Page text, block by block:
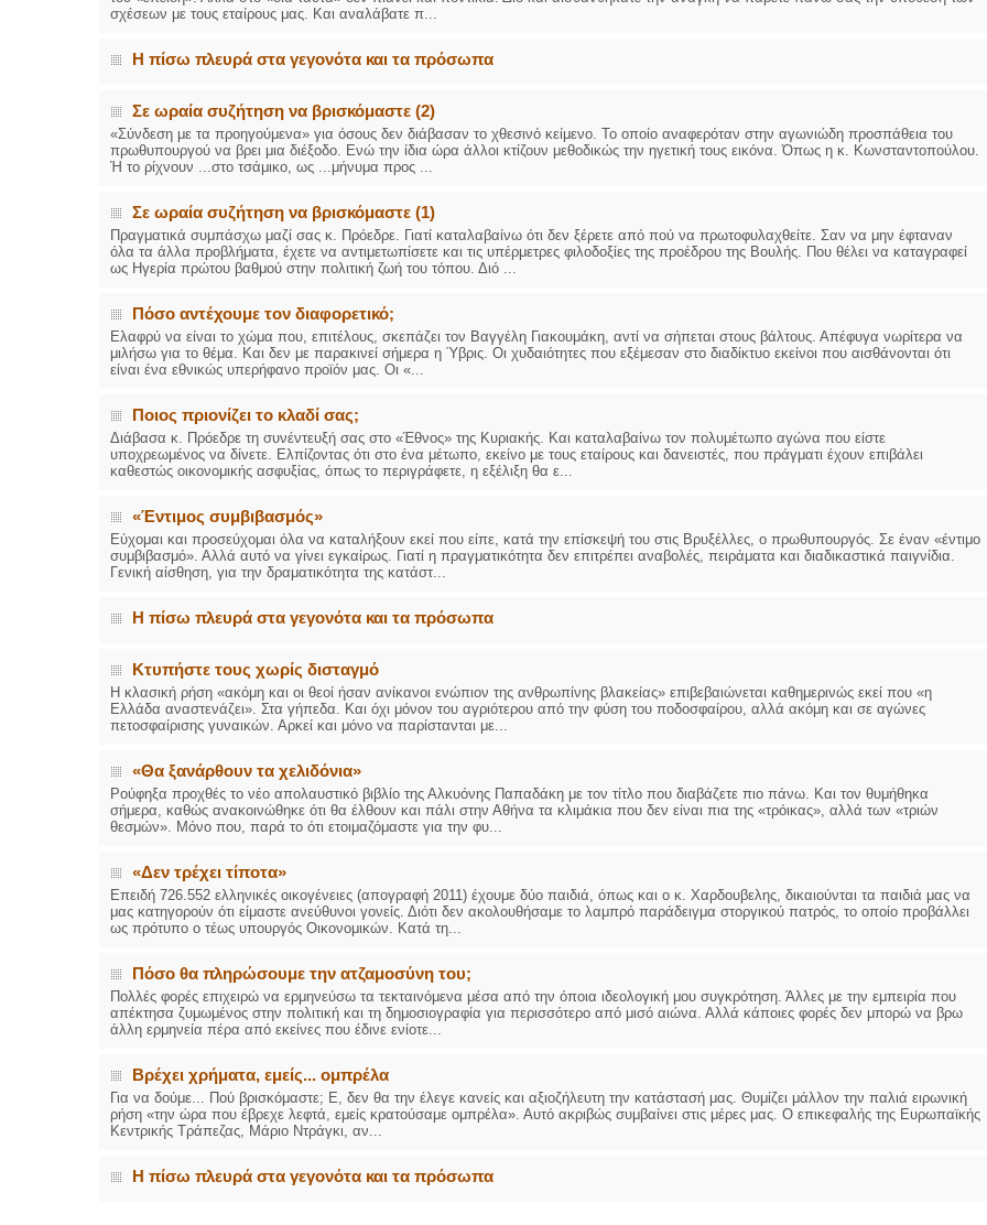
σχέσεων με τους εταίρους μας. Και αναλάβατε π...
Η πίσω πλευρά στα γεγονότα και τα πρόσωπα
Σε ωραία συζήτηση να βρισκόμαστε (2)
«Σύνδεση με τα προηγούμενα» για όσους δεν διάβασαν το χθεσινό κείμενο. Το οποίο αναφερόταν στην αγωνιώδη προσπάθεια του
πρωθυπουργού να βρει μια διέξοδο. Ενώ την ίδια ώρα άλλοι κτίζουν μεθοδικώς την ηγετική τους εικόνα. Όπως η κ. Κωνσταντοπούλου.
Ή το ρίχνουν ...στο τσάμικο, ως ...μήνυμα προς ...
Σε ωραία συζήτηση να βρισκόμαστε (1)
Πραγματικά συμπάσχω μαζί σας κ. Πρόεδρε. Γιατί καταλαβαίνω ότι δεν ξέρετε από πού να πρωτοφυλαχθείτε. Σαν να μην έφταναν
όλα τα άλλα προβλήματα, έχετε να αντιμετωπίσετε και τις υπέρμετρες φιλοδοξίες της προέδρου της Βουλής. Που θέλει να καταγραφεί
ως Ηγερία πρώτου βαθμού στην πολιτική ζωή του τόπου. Διό ...
Πόσο αντέχουμε τον διαφορετικό;
Ελαφρύ να είναι το χώμα που, επιτέλους, σκεπάζει τον Βαγγέλη Γιακουμάκη, αντί να σήπεται στους βάλτους. Απέφυγα νωρίτερα να
μιλήσω για το θέμα. Και δεν με παρακινεί σήμερα η Ύβρις. Οι χυδαιότητες που εξέμεσαν στο διαδίκτυο εκείνοι που αισθάνονται ότι
είναι ένα εθνικώς υπερήφανο προϊόν μας. Οι «...
Ποιος πριονίζει το κλαδί σας;
Διάβασα κ. Πρόεδρε τη συνέντευξή σας στο «Έθνος» της Κυριακής. Και καταλαβαίνω τον πολυμέτωπο αγώνα που είστε
υποχρεωμένος να δίνετε. Ελπίζοντας ότι στο ένα μέτωπο, εκείνο με τους εταίρους και δανειστές, που πράγματι έχουν επιβάλει
καθεστώς οικονομικής ασφυξίας, όπως το περιγράφετε, η εξέλιξη θα ε...
«Έντιμος συμβιβασμός»
Εύχομαι και προσεύχομαι όλα να καταλήξουν εκεί που είπε, κατά την επίσκεψή του στις Βρυξέλλες, ο πρωθυπουργός. Σε έναν «έντιμο
συμβιβασμό». Αλλά αυτό να γίνει εγκαίρως. Γιατί η πραγματικότητα δεν επιτρέπει αναβολές, πειράματα και διαδικαστικά παιγνίδια.
Γενική αίσθηση, για την δραματικότητα της κατάστ...
Η πίσω πλευρά στα γεγονότα και τα πρόσωπα
Κτυπήστε τους χωρίς δισταγμό
Η κλασική ρήση «ακόμη και οι θεοί ήσαν ανίκανοι ενώπιον της ανθρωπίνης βλακείας» επιβεβαιώνεται καθημερινώς εκεί που «η
Ελλάδα αναστενάζει». Στα γήπεδα. Και όχι μόνον του αγριότερου από την φύση του ποδοσφαίρου, αλλά ακόμη και σε αγώνες
πετοσφαίρισης γυναικών. Αρκεί και μόνο να παρίστανται με...
«Θα ξανάρθουν τα χελιδόνια»
Ρούφηξα προχθές το νέο απολαυστικό βιβλίο της Αλκυόνης Παπαδάκη με τον τίτλο που διαβάζετε πιο πάνω. Και τον θυμήθηκα
σήμερα, καθώς ανακοινώθηκε ότι θα έλθουν και πάλι στην Αθήνα τα κλιμάκια που δεν είναι πια της «τρόικας», αλλά των «τριών
θεσμών». Μόνο που, παρά το ότι ετοιμαζόμαστε για την φυ...
«Δεν τρέχει τίποτα»
Επειδή 726.552 ελληνικές οικογένειες (απογραφή 2011) έχουμε δύο παιδιά, όπως και ο κ. Χαρδουβελης, δικαιούνται τα παιδιά μας να
μας κατηγορούν ότι είμαστε ανεύθυνοι γονείς. Διότι δεν ακολουθήσαμε το λαμπρό παράδειγμα στοργικού πατρός, το οποίο προβάλλει
ως πρότυπο ο τέως υπουργός Οικονομικών. Κατά τη...
Πόσο θα πληρώσουμε την ατζαμοσύνη του;
Πολλές φορές επιχειρώ να ερμηνεύσω τα τεκταινόμενα μέσα από την όποια ιδεολογική μου συγκρότηση. Άλλες με την εμπειρία που
απέκτησα ζυμωμένος στην πολιτική και τη δημοσιογραφία για περισσότερο από μισό αιώνα. Αλλά κάποιες φορές δεν μπορώ να βρω
άλλη ερμηνεία πέρα από εκείνες που έδινε ενίοτε...
Βρέχει χρήματα, εμείς... ομπρέλα
Για να δούμε... Πού βρισκόμαστε; Ε, δεν θα την έλεγε κανείς και αξιοζήλευτη την κατάστασή μας. Θυμίζει μάλλον την παλιά ειρωνική
ρήση «την ώρα που έβρεχε λεφτά, εμείς κρατούσαμε ομπρέλα». Αυτό ακριβώς συμβαίνει στις μέρες μας. Ο επικεφαλής της Ευρωπαϊκής
Κεντρικής Τράπεζας, Μάριο Ντράγκι, αν...
Η πίσω πλευρά στα γεγονότα και τα πρόσωπα